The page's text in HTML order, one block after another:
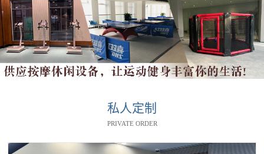
私人定制
PRIVATE ORDER